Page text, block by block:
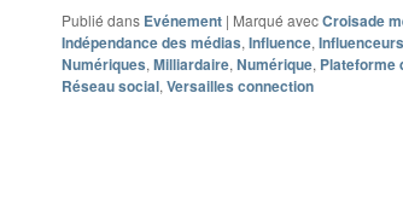
Publié dans Evénement | Marqué avecCroisade
Indépendance des médias, Influence, Influenceurs
Numériques, Milliardaire, Numérique, Plateforme
Réseau social, Versailles connection